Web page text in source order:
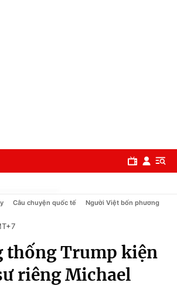
Câu chuyện quốc tế Người Việt bốn phương
thống Trump kiện
riêng Michael